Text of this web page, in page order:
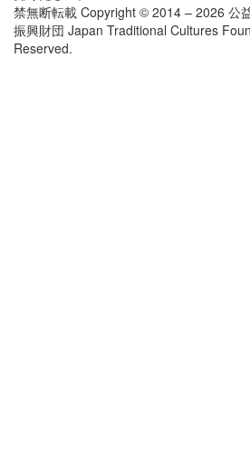
禁無断転載 Copyright © 2014 – 2026 公
振興財団 Japan Traditional Cultures
Reserved.